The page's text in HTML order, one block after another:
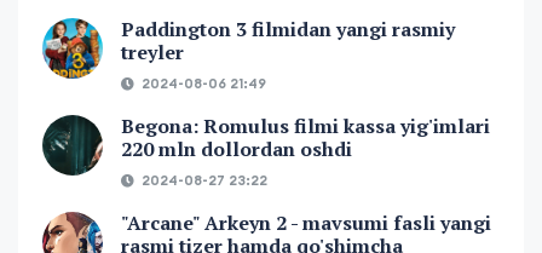
Paddington 3 filmidan yangi rasmiy
treyler
2024-08-06 21:49
Begona: Romulus filmi kassa yig'imlari
220 mln dollordan oshdi
2024-08-27 23:22
"Arcane" Arkeyn 2 - mavsumi fasli yangi
rasmi tizer hamda qo'shimcha